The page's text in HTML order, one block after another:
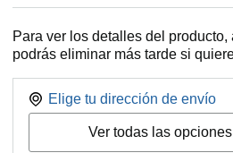
Para ver los detalles del
podrás eliminar más tarde si
Elige tu dirección de envío
Ver todas las